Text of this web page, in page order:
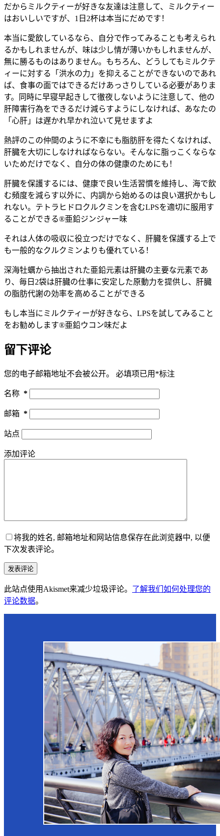
だからミルクティーが好きな友達は注意して、ミルクティー
はおいしいですが、1日2杯は本当にだめです！
本当に愛飲しているなら、自分で作ってみることも考えられ
るかもしれませんが、味は少し情が薄いかもしれませんが、
無に勝るものはありません。もちろん、どうしてもミルクテ
ィーに対する「洪水の力」を抑えることができないのであれ
ば、食事の面ではできるだけあっさりしている必要がありま
す。同時に早寝早起きして徹夜しないように注意して、他の
肝障害行為をできるだけ減らすようにしなければ、あなたの
「心肝」は遅かれ早かれ泣いて見せますよ
熱評のこの仲間のように不幸にも脂肪肝を得たくなければ、
肝臓を大切にしなければならない。そんなに脂っこくならな
いためだけでなく、自分の体の健康のためにも！
肝臓を保護するには、健康で良い生活習慣を維持し、海で飲
む頻度を減らす以外に、内調から始めるのは良い選択かもし
れない。テトラヒドロクルクミンを含むLPSを適切に服用す
ることができる®亜鉛ジンジャー味
それは人体の吸収に役立つだけでなく、肝臓を保護する上で
も一般的なクルクミンよりも優れている！
深海牡蠣から抽出された亜鉛元素は肝臓の主要な元素であ
り、毎日2袋は肝臓の仕事に安定した原動力を提供し、肝臓
の脂肪代謝の効率を高めることができる
もし本当にミルクティーが好きなら、LPSを試してみること
をお勧めします®亜鉛ウコン味だよ
留下评论
您的电子邮箱地址不会被公开。 必填项已用 *标注
名称 *
邮箱 *
站点
添加评论
将我的姓名, 邮箱地址和网站信息保存在此浏览器中, 以便
下次发表评论。
发表评论
此站点使用Akismet来减少垃圾评论。 了解我们如何处理您的
评论数据。